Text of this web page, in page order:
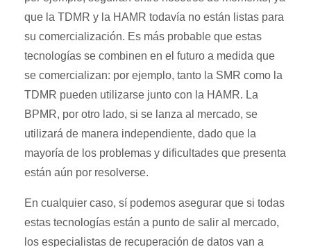
que la TDMR y la HAMR todavía no están listas para
su comercialización. Es más probable que estas
tecnologías se combinen en el futuro a medida que
se comercializan: por ejemplo, tanto la SMR como la
TDMR pueden utilizarse junto con la HAMR. La
BPMR, por otro lado, si se lanza al mercado, se
utilizará de manera independiente, dado que la
mayoría de los problemas y dificultades que presenta
están aún por resolverse.
En cualquier caso, sí podemos asegurar que si todas
estas tecnologías están a punto de salir al mercado,
los especialistas de recuperación de datos van a